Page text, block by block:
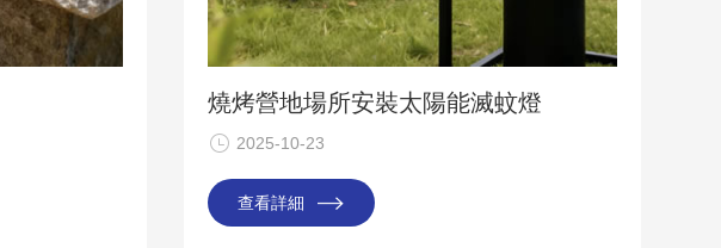
燒烤營地場所安裝太陽能滅蚊燈
2025-10-23
查看詳細